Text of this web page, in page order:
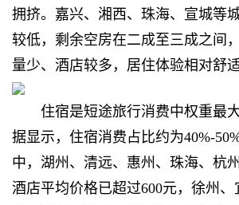
拥挤。嘉兴、湘西、珠海、宣城等
较低，剩余空房在二成至三成之间
量少、酒店较多，居住体验相对舒适
住宿是短途旅行消费中权重最
据显示，住宿消费占比约为40%-
中，湖州、清远、惠州、珠海、杭
酒店平均价格已超过600元，徐州